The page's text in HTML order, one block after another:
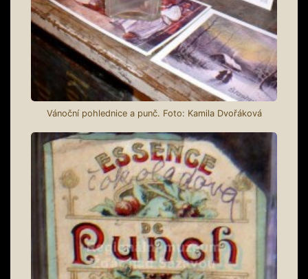
Vánoční pohlednice a punč. Foto: Kamila Dvořáková